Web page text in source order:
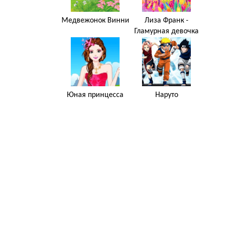
Медвежонок Винни
Лиза Франк -
Гламурная девочка
Юная принцесса Наруто